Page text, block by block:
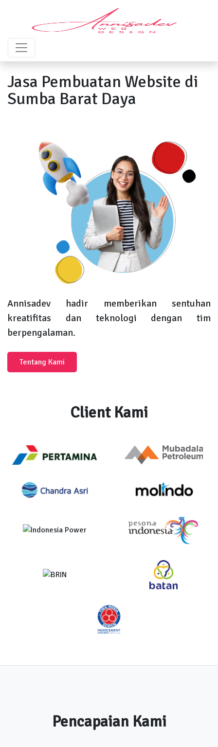
Jasa Pembuatan Website di
Sumba Barat Daya
Annisadev hadir memberikan sentuhan
kreatifitas dan teknologi dengan tim
berpengalaman.
Tentang Kami
Client Kami
Pencapaian Kami